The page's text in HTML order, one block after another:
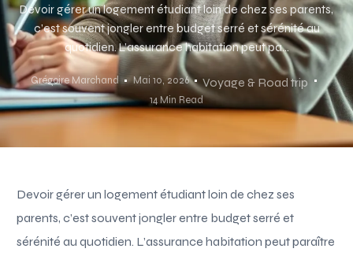
Devoir gérer un logement étudiant loin de chez ses parents,
c’est souvent jongler entre budget serré et sérénité au
quotidien. L’assurance habitation peut pa...
Grégoire Marchand Mai 10, 2026 Voyage & Road trip
14 Min Read
Devoir gérer un logement étudiant loin de chez ses
parents, c’est souvent jongler entre budget serré et
sérénité au quotidien. L’assurance habitation peut paraître